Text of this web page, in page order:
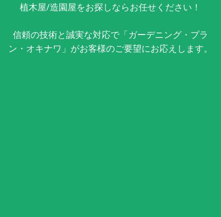
植木屋/造園屋をお探しならお任せください！
信頼の技術と誠実な対応で「ガーデニング・プラ
ン・オキナワ」がお客様のご要望にお応えします。